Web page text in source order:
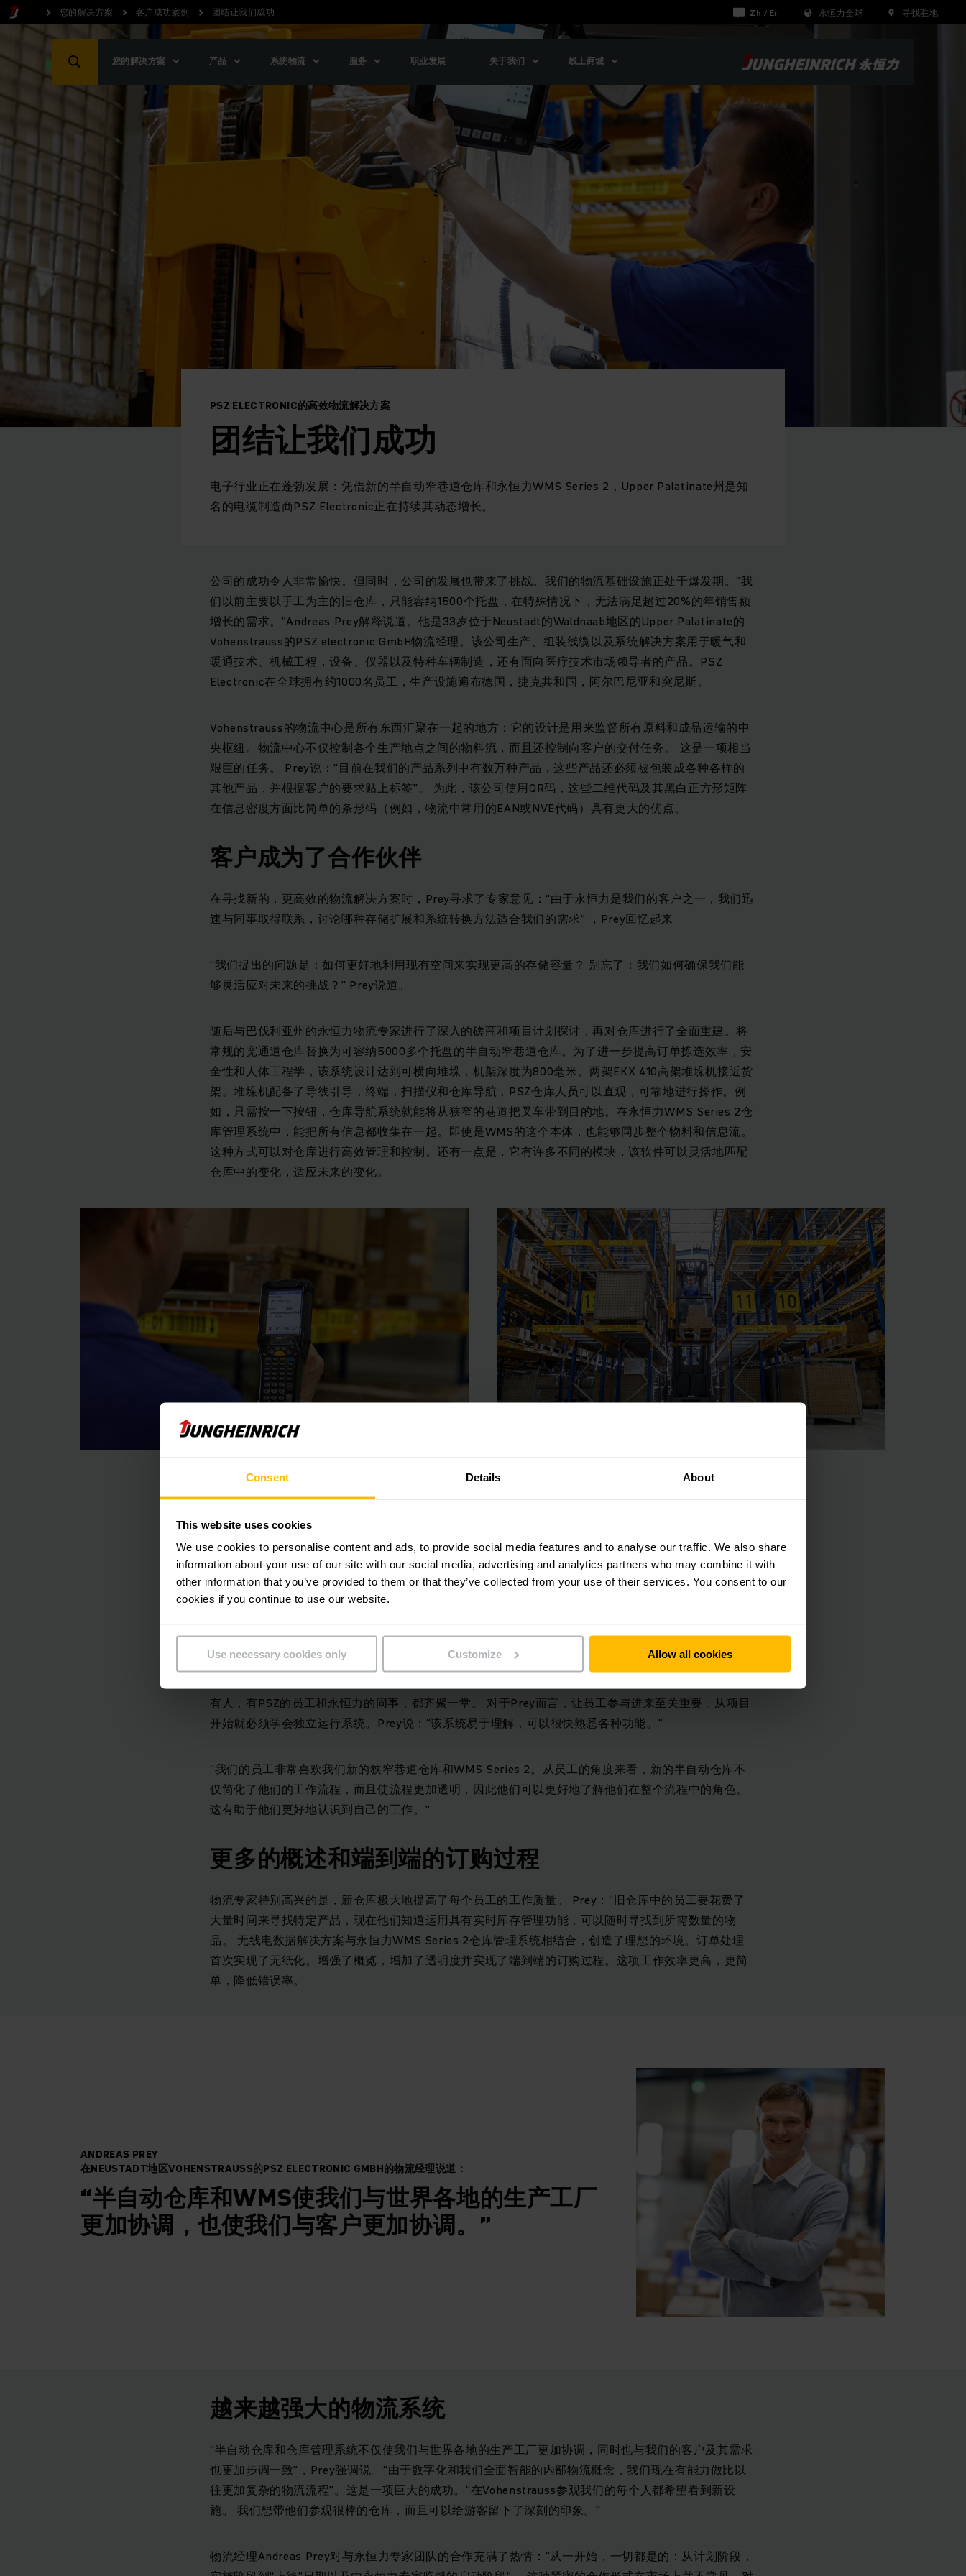
Consent Details About
This website uses cookies
We use cookies to personalise content and ads, to provide social media features and to analyse our traffic. We also share
information about your use of our site with our social media, advertising and analytics partners who may combine it with
other information that you’ve provided to them or that they’ve collected from your use of their services. You consent to our
cookies if you continue to use our website.
Use necessary cookies only Customize Allow all cookies
您的解决方案 客户成功案例 团结让我们成功 Zh / En 永恒力全球 寻找驻地
您的解决方案 产品 系统物流 服务 职业发展 关于我们 线上商城
PSZ ELECTRONIC的高效物流解决方案
团结让我们成功
电子行业正在蓬勃发展：凭借新的半自动窄巷道仓库和永恒力WMS Series 2，Upper Palatinate州是知
名的电缆制造商PSZ Electronic正在持续其动态增长。
公司的成功令人非常愉快。但同时，公司的发展也带来了挑战。我们的物流基础设施正处于爆发期。“我
们以前主要以手工为主的旧仓库，只能容纳1500个托盘，在特殊情况下，无法满足超过20%的年销售额
增长的需求。”Andreas Prey解释说道。他是33岁位于Neustadt的Waldnaab地区的Upper Palatinate的
Vohenstrauss的PSZ electronic GmbH物流经理。该公司生产、组装线缆以及系统解决方案用于暖气和
暖通技术、机械工程，设备、仪器以及特种车辆制造，还有面向医疗技术市场领导者的产品。PSZ
Electronic在全球拥有约1000名员工，生产设施遍布德国，捷克共和国，阿尔巴尼亚和突尼斯。
Vohenstrauss的物流中心是所有东西汇聚在一起的地方：它的设计是用来监督所有原料和成品运输的中
央枢纽。物流中心不仅控制各个生产地点之间的物料流，而且还控制向客户的交付任务。 这是一项相当
艰巨的任务。 Prey说：“目前在我们的产品系列中有数万种产品，这些产品还必须被包装成各种各样的
其他产品，并根据客户的要求贴上标签”。 为此，该公司使用QR码，这些二维代码及其黑白正方形矩阵
在信息密度方面比简单的条形码（例如，物流中常用的EAN或NVE代码）具有更大的优点。
客户成为了合作伙伴
在寻找新的，更高效的物流解决方案时，Prey寻求了专家意见：“由于永恒力是我们的客户之一，我们迅
速与同事取得联系，讨论哪种存储扩展和系统转换方法适合我们的需求” ，Prey回忆起来
“我们提出的问题是：如何更好地利用现有空间来实现更高的存储容量？ 别忘了：我们如何确保我们能
够灵活应对未来的挑战？” Prey说道。
随后与巴伐利亚州的永恒力物流专家进行了深入的磋商和项目计划探讨，再对仓库进行了全面重建。将
常规的宽通道仓库替换为可容纳5000多个托盘的半自动窄巷道仓库。为了进一步提高订单拣选效率，安
全性和人体工程学，该系统设计达到可横向堆垛，机架深度为800毫米。两架EKX 410高架堆垛机接近货
架。堆垛机配备了导线引导，终端，扫描仪和仓库导航，PSZ仓库人员可以直观，可靠地进行操作。例
如，只需按一下按钮，仓库导航系统就能将从狭窄的巷道把叉车带到目的地。在永恒力WMS Series 2仓
库管理系统中，能把所有信息都收集在一起。即使是WMS的这个本体，也能够同步整个物料和信息流。
这种方式可以对仓库进行高效管理和控制。还有一点是，它有许多不同的模块，该软件可以灵活地匹配
仓库中的变化，适应未来的变化。
更好的支持存储和检索过程
Prey说：“该系统将我们的物流基础设施提升到了一个全新的水平。有了新的仓库，我们现在可以将我们
所有物品进行高效存储和拣选。其中包括标准欧洲托盘、料箱、纸箱和集装箱的移动，以便在小零件物
流中进行订单拣选。” Prey谈到了PSZ种类繁多的产品以及由此而产生的对包装和包装尺寸的不同要求。
从旧仓库到新仓库的迁移发生在2016/2017新年期间。PSZ物流经理说：“我们特意休息了一整天，并在
有人，有PSZ的员工和永恒力的同事，都齐聚一堂。 对于Prey而言，让员工参与进来至关重要，从项目
开始就必须学会独立运行系统。Prey说：“该系统易于理解，可以很快熟悉各种功能。”
“我们的员工非常喜欢我们新的狭窄巷道仓库和WMS Series 2。从员工的角度来看，新的半自动仓库不
仅简化了他们的工作流程，而且使流程更加透明，因此他们可以更好地了解他们在整个流程中的角色。
这有助于他们更好地认识到自己的工作。”
更多的概述和端到端的订购过程
物流专家特别高兴的是，新仓库极大地提高了每个员工的工作质量。 Prey：“旧仓库中的员工要花费了
大量时间来寻找特定产品，现在他们知道运用具有实时库存管理功能，可以随时寻找到所需数量的物
品。 无线电数据解决方案与永恒力WMS Series 2仓库管理系统相结合，创造了理想的环境。订单处理
首次实现了无纸化。增强了概览，增加了透明度并实现了端到端的订购过程。这项工作效率更高，更简
单，降低错误率。
ANDREAS PREY
在NEUSTADT地区VOHENSTRAUSS的PSZ ELECTRONIC GMBH的物流经理说道：
“半自动仓库和WMS使我们与世界各地的生产工厂
更加协调，也使我们与客户更加协调。”
越来越强大的物流系统
“半自动仓库和仓库管理系统不仅使我们与世界各地的生产工厂更加协调，同时也与我们的客户及其需求
也更加步调一致”，Prey强调说。“由于数字化和我们全面智能的内部物流概念，我们现在有能力做比以
往更加复杂的物流流程”。这是一项巨大的成功。“在Vohenstrauss参观我们的每个人都希望看到新设
施。 我们想带他们参观很棒的仓库，而且可以给游客留下了深刻的印象。”
物流经理Andreas Prey对与永恒力专家团队的合作充满了热情：“从一开始，一切都是的：从计划阶段，